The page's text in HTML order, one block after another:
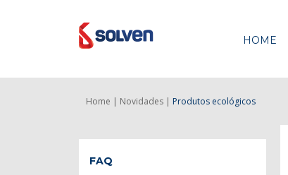
HOME
Home | Novidades | Produtos ecológicos
FAQ